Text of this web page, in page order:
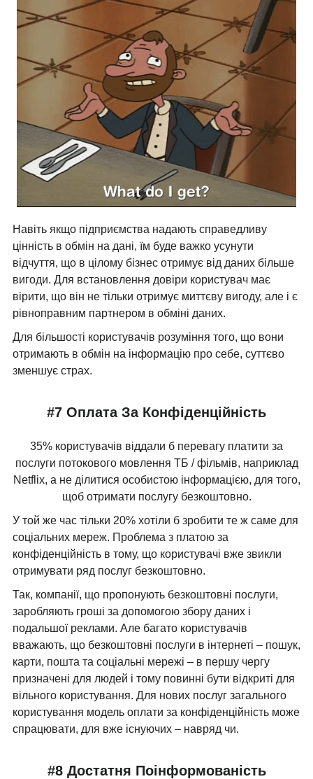
Навіть якщо підприємства надають справедливу
цінність в обмін на дані, їм буде важко усунути
відчуття, що в цілому бізнес отримує від даних більше
вигоди. Для встановлення довіри користувач має
вірити, що він не тільки отримує миттєву вигоду, але і є
рівноправним партнером в обміні даних.
Для більшості користувачів розуміння того, що вони
отримають в обмін на інформацію про себе, суттєво
зменшує страх.
#7 Оплата За Конфіденційність
35% користувачів віддали б перевагу платити за
послуги потокового мовлення ТБ / фільмів, наприклад
Netflix, а не ділитися особистою інформацією, для того,
щоб отримати послугу безкоштовно.
У той же час тільки 20% хотіли б зробити те ж саме для
соціальних мереж. Проблема з платою за
конфіденційність в тому, що користувачі вже звикли
отримувати ряд послуг безкоштовно.
Так, компанії, що пропонують безкоштовні послуги,
заробляють гроші за допомогою збору даних і
подальшої реклами. Але багато користувачів
вважають, що безкоштовні послуги в інтернеті – пошук,
карти, пошта та соціальні мережі – в першу чергу
призначені для людей і тому повинні бути відкриті для
вільного користування. Для нових послуг загального
користування модель оплати за конфіденційність може
спрацювати, для вже існуючих – навряд чи.
#8 Достатня Поінформованість